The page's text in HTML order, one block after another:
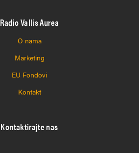
Radio Vallis Aurea
O nama
Marketing
EU Fondovi
Kontakt
Kontaktirajte nas